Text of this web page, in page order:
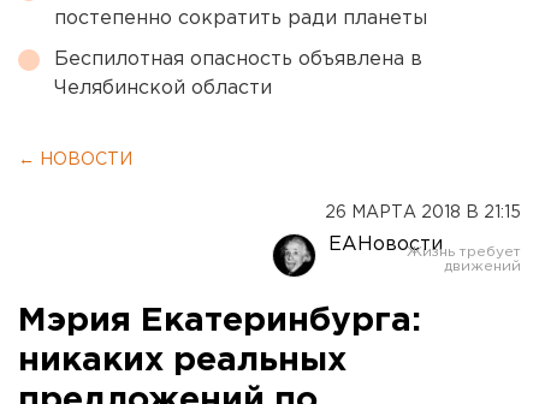
постепенно сократить ради планеты
Беспилотная опасность объявлена в
Челябинской области
← НОВОСТИ
26 МАРТА 2018 В 21:15
ЕАНовости
Мэрия Екатеринбурга:
никаких реальных